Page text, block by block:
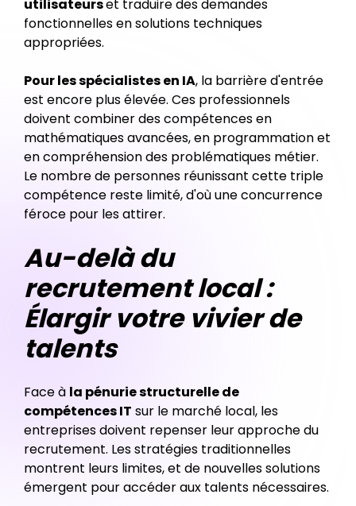
utilisateurset traduire des demandes
fonctionnelles en solutions techniques
appropriées.
Pour les spécialistes en IA, la barrière d'entrée
est encore plus élevée. Ces professionnels
doivent combiner des compétences en
mathématiques avancées, en programmation et
en compréhension des problématiques métier.
Le nombre de personnes réunissant cette triple
compétence reste limité, d'où une concurrence
féroce pour les attirer.
Au-delà du
recrutement local :
Élargir votre vivier de
talents
Face à la pénurie structurelle de
compétences IT sur le marché local, les
entreprises doivent repenser leur approche du
recrutement. Les stratégies traditionnelles
montrent leurs limites, et de nouvelles solutions
émergent pour accéder aux talents nécessaires.